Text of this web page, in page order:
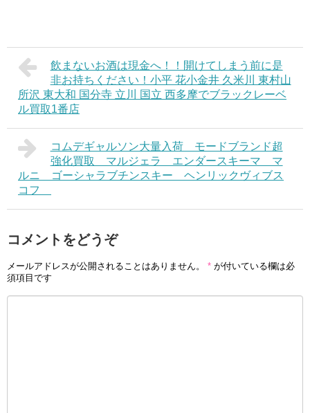
飲まないお酒は現金へ！！開けてしまう前に是
非お持ちください！小平 花小金井 久米川 東村山
所沢 東大和 国分寺 立川 国立 西多摩でブラックレーベ
ル買取1番店
コムデギャルソン大量入荷 モードブランド超
強化買取 マルジェラ エンダースキーマ マ
ルニ ゴーシャラブチンスキー ヘンリックヴィブス
コフ
コメントをどうぞ
メールアドレスが公開されることはありません。 * が付いている欄は必
須項目です